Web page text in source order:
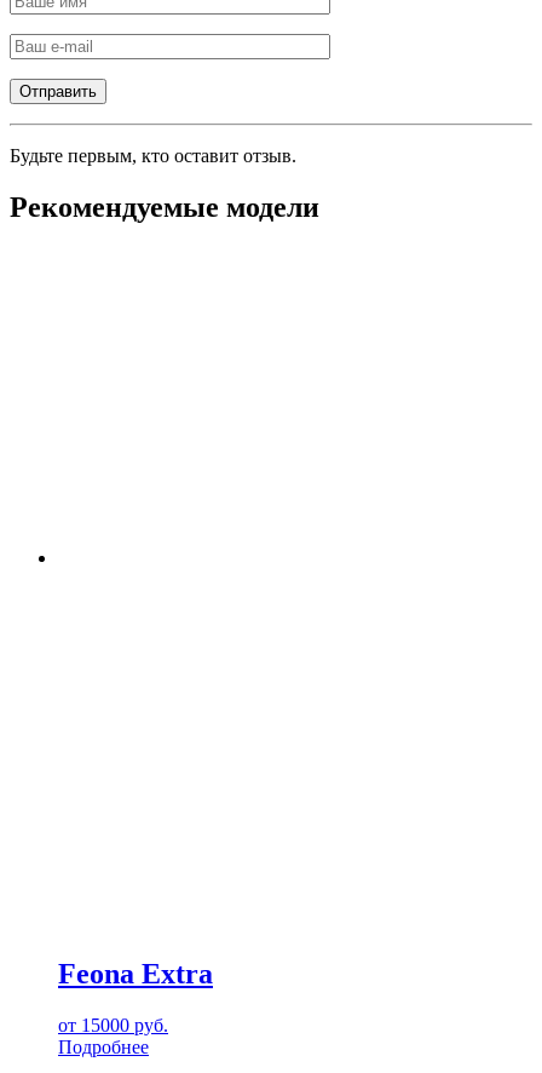
Будьте первым, кто оставит отзыв.
Рекомендуемые модели
Feona Extra
от 15000 руб.
Подробнее